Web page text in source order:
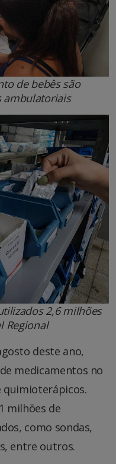
de bebês são
ambulatoriais
2,6 milhões
Regional
deste ano,
medicamentos no
quimioterápicos.
milhões de
como sondas,
entre outros.